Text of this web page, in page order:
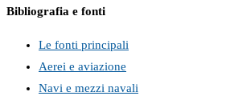
Bibliografia e fonti
Le fonti principali
Aerei e aviazione
Navi e mezzi navali